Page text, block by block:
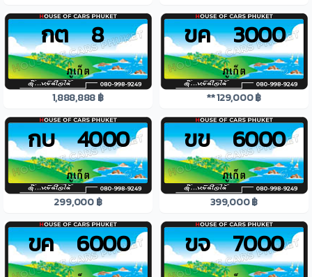
กต 8
1,888,888 ฿
ขค 3000
** 129,000 ฿
กบ 4000
299,000 ฿
ขข 6000
399,000 ฿
ขค 6000 ขจ 7000